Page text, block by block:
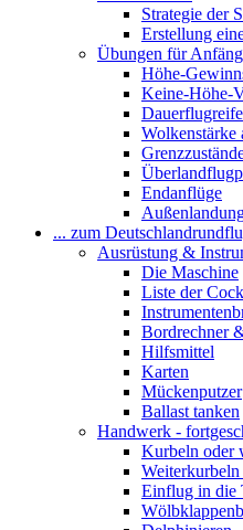
Strategie der
Erstellung
Übungen für
Höhe-
Keine-Höhe-
Dauerflugreife
Wolkenstärke
Endanflüge
... zum
Ausrüstung &
Die Maschine
Liste der
Bordrechner
Hilfsmittel
Karten
Mückenputzer
Ballast tanken
Handwerk -
Kurbeln oder
Einflug in die